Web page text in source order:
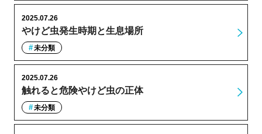
やけど虫発生時期と生息場所
2025.07.26
未分類
触れると危険やけど虫の正体
2025.07.26
未分類